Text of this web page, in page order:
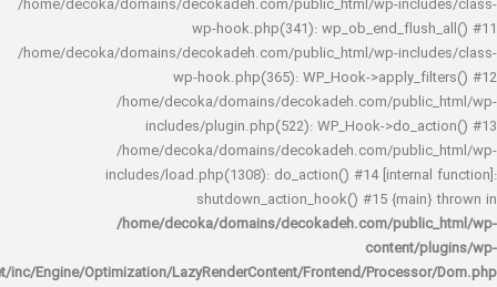
/home/decoka/domains/decokadeh.com/public_html/wp-
wp-hook.php(341):
/home/decoka/domains/decokadeh.com/public_html/wp-
wp-hook.php(365): WP_Hook-
/home/decoka/domains/decokadeh.com/
includes/plugin.php(522): WP_Hook-
/home/decoka/domains/decokadeh.com/
includes/load.php(1308): do_action() #14
shutdown_action_hook() #15
/home/decoka/domains/decokadeh.com/
rocket/inc/Engine/Optimization/LazyRenderContent/Frontend/